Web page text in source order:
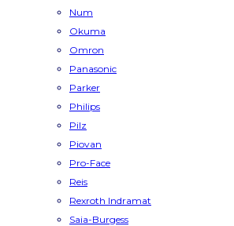
Num
Okuma
Omron
Panasonic
Parker
Philips
Pilz
Piovan
Pro-Face
Reis
Rexroth Indramat
Saia-Burgess